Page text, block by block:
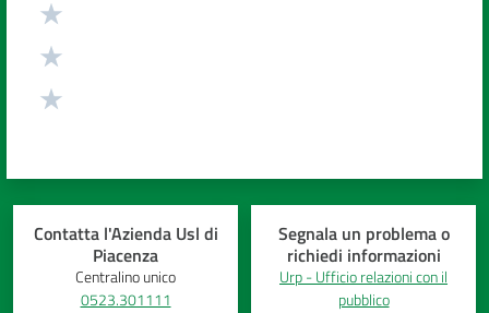
Contatta l'Azienda Usl di
Piacenza
Centralino unico
0523.301111
Segnala un problema o
richiedi informazioni
Urp - Ufficio relazioni con il
pubblico